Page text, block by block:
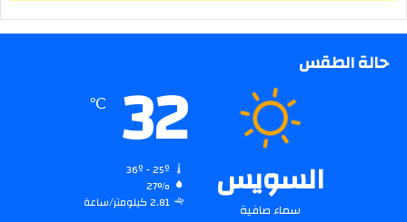
حالة الطقس
السويس
سماء صافية
32
℃
27%
2.81 كيلومتر/ساعة